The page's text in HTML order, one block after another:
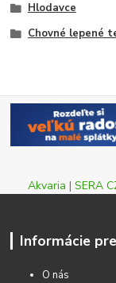
Hlodavce
Chovné lepené
Akvaria | SERA
Informácie
O nás